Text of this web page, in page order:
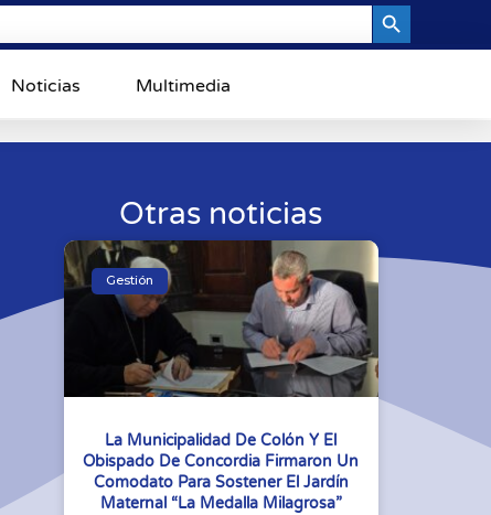
Noticias Multimedia
Otras noticias
Gestión
La Municipalidad De Colón Y El
Obispado De Concordia Firmaron Un
Comodato Para Sostener El Jardín
Maternal “La Medalla Milagrosa”